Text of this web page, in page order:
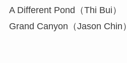
A Different Pond（Thi Bui）
Grand Canyon（Jason Chin）